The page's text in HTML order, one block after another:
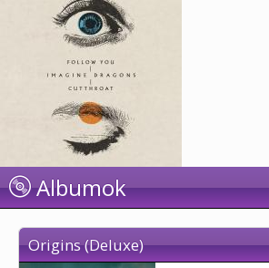
Albumok
Origins (Deluxe)